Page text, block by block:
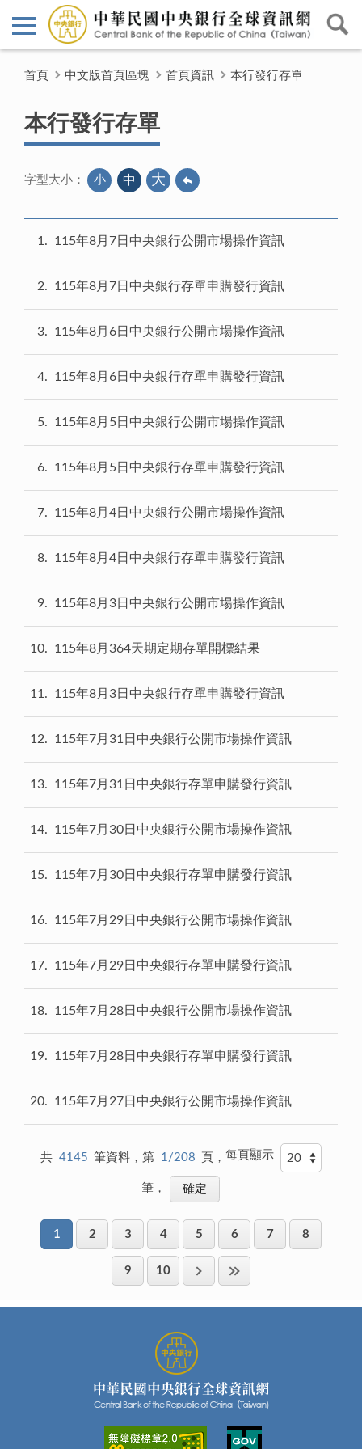
首頁 中文版首頁區塊 首頁資訊 本行發行存單
本行發行存單
字型大小： 小 中 大
1 115年8月7日中央銀行公開市場操作資訊
2 115年8月7日中央銀行存單申購發行資訊
3 115年8月6日中央銀行公開市場操作資訊
4 115年8月6日中央銀行存單申購發行資訊
5 115年8月5日中央銀行公開市場操作資訊
6 115年8月5日中央銀行存單申購發行資訊
7 115年8月4日中央銀行公開市場操作資訊
8 115年8月4日中央銀行存單申購發行資訊
9 115年8月3日中央銀行公開市場操作資訊
10 115年8月364天期定期存單開標結果
11 115年8月3日中央銀行存單申購發行資訊
12 115年7月31日中央銀行公開市場操作資訊
13 115年7月31日中央銀行存單申購發行資訊
14 115年7月30日中央銀行公開市場操作資訊
15 115年7月30日中央銀行存單申購發行資訊
16 115年7月29日中央銀行公開市場操作資訊
17 115年7月29日中央銀行存單申購發行資訊
18 115年7月28日中央銀行公開市場操作資訊
19 115年7月28日中央銀行存單申購發行資訊
20 115年7月27日中央銀行公開市場操作資訊
共 4145 筆資料，第 1/208 頁， 每頁顯示
筆，
1 2 3 4 5 6 7 8
9 10